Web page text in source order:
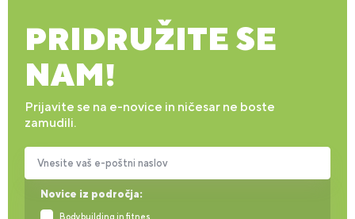
PRIDRUŽITE SE
NAM!
Prijavite se na e-novice in ničesar ne boste
zamudili.
Novice iz področja:
Bodybuilding in fitnes
Vnesite vaš e-poštni naslov